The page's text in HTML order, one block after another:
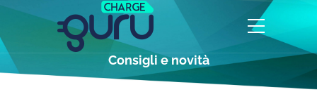
Consigli e novità